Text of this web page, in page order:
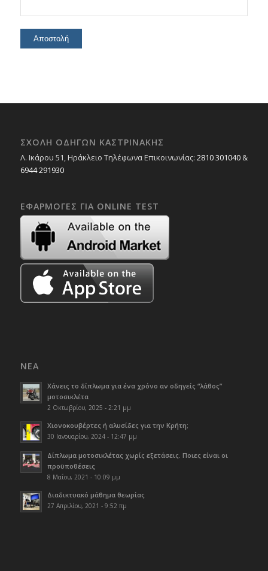
ΣΧΟΛΉ ΟΔΗΓΏΝ ΚΑΣΤΡΙΝΆΚΗΣ
Λ. Ικάρου 51, Ηράκλειο Τηλέφωνα Επικοινωνίας: 2810 301040&
6944 291930
ΕΦΑΡΜΟΓΈΣ ΓΙΑ ONLINE TEST
ΝΈΑ
Χάνεις το δίπλωμα για ένα χρόνο αν οδηγείς “λάθος”
μοτοσικλέτα
2 Οκτωβρίου, 2025 - 2:21 μμ
Χιονοκουβέρτες ή αλυσίδες για την Κρήτη;
30 Ιανουαρίου, 2024 - 12:47 μμ
Δίπλωμα μοτοσικλέτας χωρίς εξετάσεις. Ποιες είναι οι
προϋποθέσεις
8 Μαΐου, 2021 - 10:09 μμ
Διαδικτυακό μάθημα θεωρίας
27 Απριλίου, 2021 - 9:52 πμ